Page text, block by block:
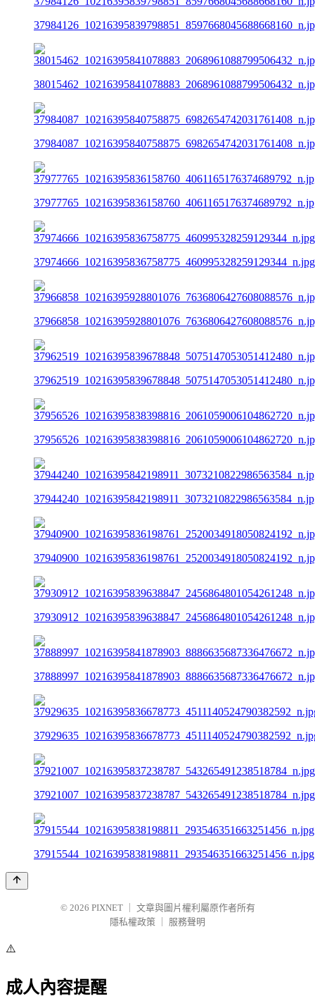
37974666_10216395836758775_460995328259129344_n.jpg
37921007_10216395837238787_543265491238518784_n.jpg
37915544_10216395838198811_293546351663251456_n.jpg
© 2026 PIXNET
文章與圖片權利屬原作者所有
隱私權政策
服務聲明
⚠️
成人內容提醒